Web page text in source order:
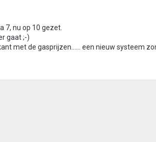
7, nu op 10 gezet.
gaat ;-)
met de gasprijzen...... een nieuw systeem